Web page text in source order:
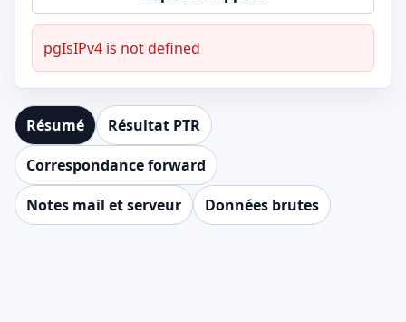
pgIsIPv4 is not defined
Résumé
Résultat PTR
Correspondance forward
Notes mail et serveur
Données brutes